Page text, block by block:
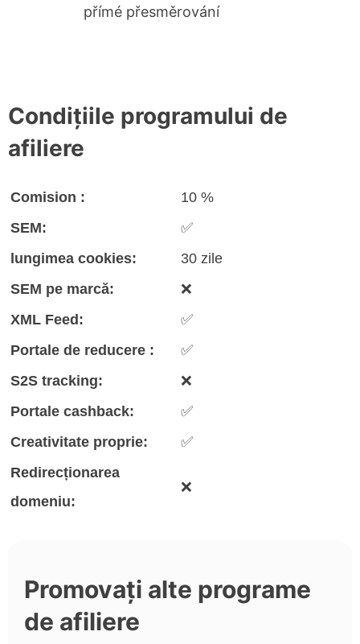
přímé přesměrování
Condițiile programului de
afiliere
Comision :
10 %
SEM:
✅
lungimea cookies:
30 zile
SEM pe marcă:
❌
XML Feed:
✅
Portale de reducere :
✅
S2S tracking:
❌
Portale cashback:
✅
Creativitate proprie:
✅
Redirecționarea
domeniu:
❌
Promovați alte programe
de afiliere